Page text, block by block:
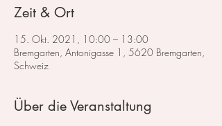
Zeit & Ort
15. Okt. 2021, 10:00 – 13:00
Bremgarten, Antonigasse 1, 5620 Bremgarten,
Schweiz
Über die Veranstaltung